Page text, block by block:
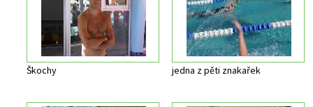
Škochy jedna z pěti znakařek